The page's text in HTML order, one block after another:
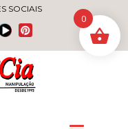
SOCIAIS
0